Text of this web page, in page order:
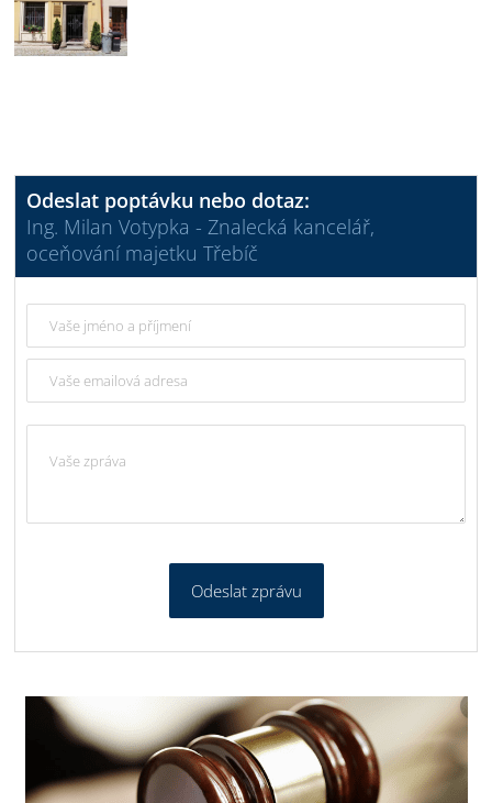
Odeslat poptávku nebo dotaz:
Ing. Milan Votypka - Znalecká kancelář,
oceňování majetku Třebíč
Odeslat zprávu